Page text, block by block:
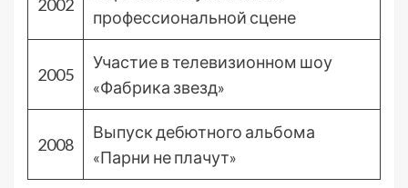
2002
профессиональной сцене
2005
Участие в телевизионном шоу
«Фабрика звезд»
2008
Выпуск дебютного альбома
«Парни не плачут»